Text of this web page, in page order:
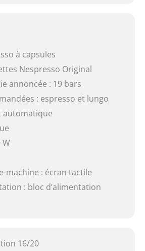
à capsules
Nespresso Original
annoncée : 19 bars
: espresso et lungo
automatique
W
machine : écran tactile
: bloc d’alimentation
16/20